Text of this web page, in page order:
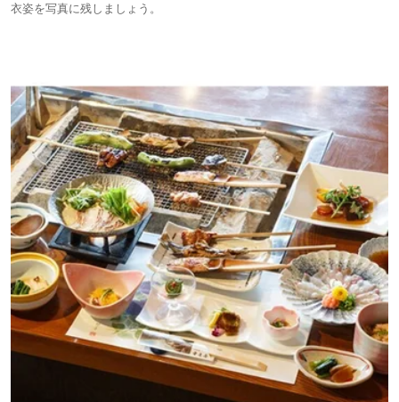
衣姿を写真に残しましょう。